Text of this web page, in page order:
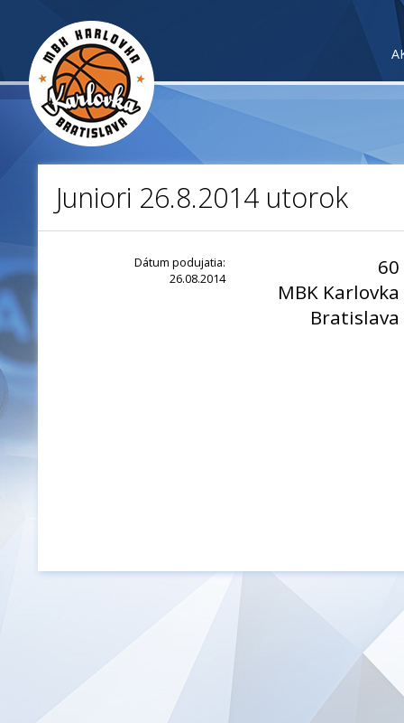
Juniori 26.8.2014 utorok
Dátum podujatia:
26.08.2014
60
MBK Karlovka
Bratislava